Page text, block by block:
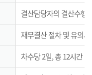
결산담당자의 결산수행
재무결산 절차 및 유의사
차수당 2일, 총 12시간